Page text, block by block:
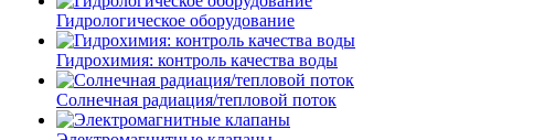
Гидрологическое оборудование
Гидрохимия: контроль качества воды
Солнечная радиация/тепловой поток